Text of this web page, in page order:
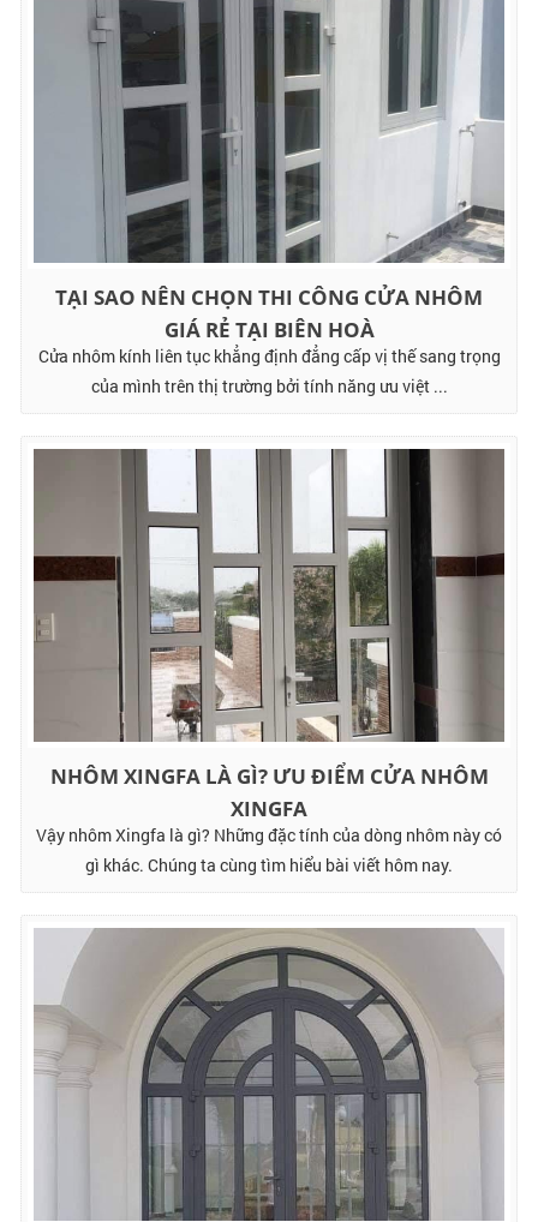
TẠI SAO NÊN CHỌN THI CÔNG CỬA NHÔM
GIÁ RẺ TẠI BIÊN HOÀ
Cửa nhôm kính liên tục khẳng định đẳng cấp vị thế sang trọng
của mình trên thị trường bởi tính năng ưu việt ...
NHÔM XINGFA LÀ GÌ? ƯU ĐIỂM CỬA NHÔM
XINGFA
Vậy nhôm Xingfa là gì? Những đặc tính của dòng nhôm này có
gì khác. Chúng ta cùng tìm hiểu bài viết hôm nay.